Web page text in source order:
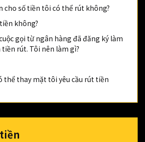
cho số tiền tôi có thể rút không?
không?
gọi từ ngân hàng đã đăng ký làm
rút. Tôi nên làm gì?
thể thay mặt tôi yêu cầu rút tiền